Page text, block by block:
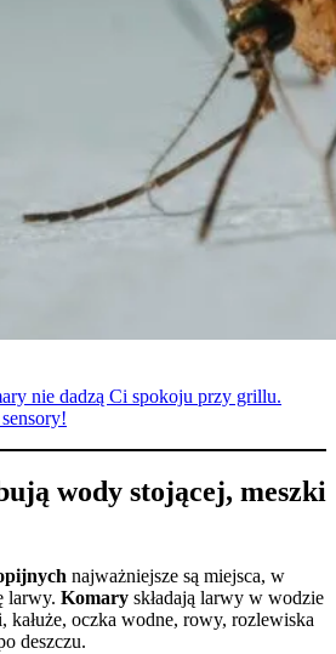
nie dadzą Ci spokoju przy grillu.
wody stojącej, meszki
najważniejsze są miejsca, w
larwy. Komary składają larwy w wodzie
kałuże, oczka wodne, rowy, rozlewiska
deszczu.